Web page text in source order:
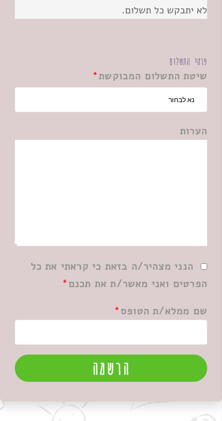
לא יתבקש כל תשלום.
פרטי התשלום
שיטת התשלום המבוקשת
הערות
הנני מצהיר/ה בזאת כי קראתי את כל
הפרטים ואני מאשר/ת את תכנם
שם ממלא/ת הטופס
הרשמה